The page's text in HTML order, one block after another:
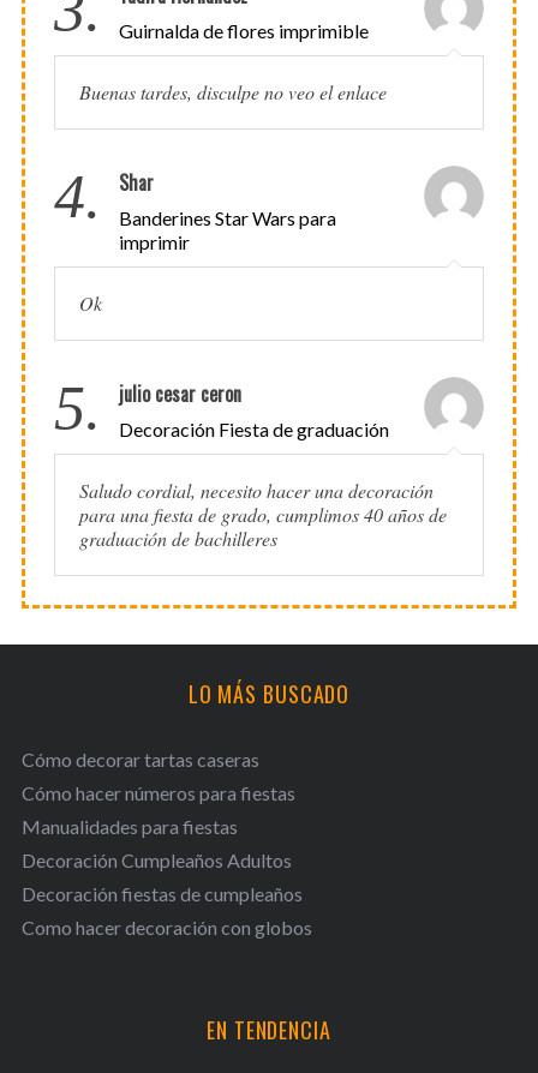
Guirnalda de flores imprimible
Buenas tardes, disculpe no veo el enlace
4. Shar
Banderines Star Wars para
imprimir
Ok
5. julio cesar ceron
Decoración Fiesta de graduación
Saludo cordial, necesito hacer una decoración
para una fiesta de grado, cumplimos 40 años de
graduación de bachilleres
LO MÁS BUSCADO
Cómo decorar tartas caseras
Cómo hacer números para fiestas
Manualidades para fiestas
Decoración Cumpleaños Adultos
Decoración fiestas de cumpleaños
Como hacer decoración con globos
EN TENDENCIA